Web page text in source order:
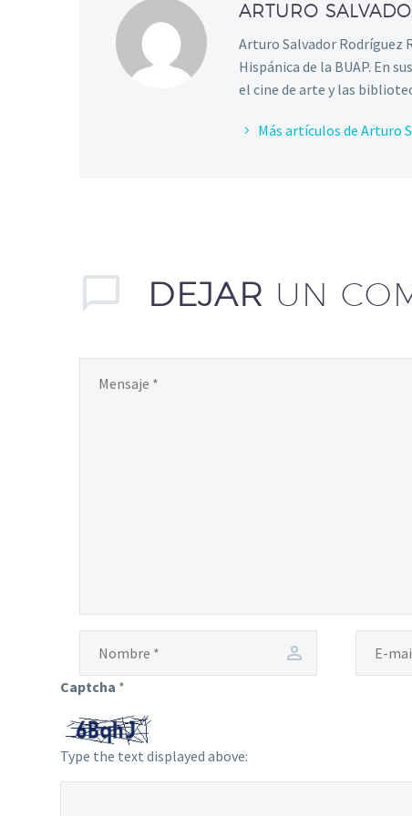
ARTURO
Arturo Salvador Rodríguez
Hispánica de la BUAP. En
el cine de arte y las
Más artículos de Arturo
DEJAR UN
Captcha *
Type the text displayed above: